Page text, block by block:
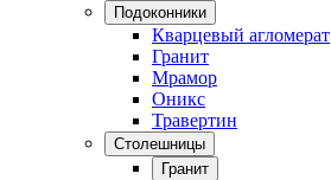
Подоконники
Кварцевый агломерат
Гранит
Мрамор
Оникс
Травертин
Столешницы
Гранит